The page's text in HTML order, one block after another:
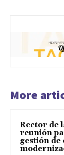
More
Rector de
reunión
gestión de